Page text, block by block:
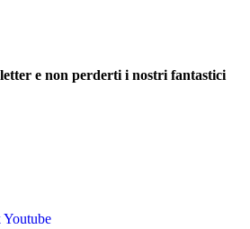
e non perderti i nostri fantastici
Youtube